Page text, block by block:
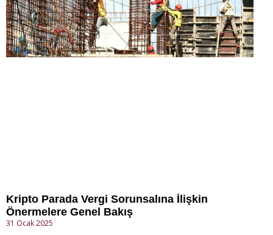
Kripto Parada Vergi Sorunsalına İlişkin
Önermelere Genel Bakış
31 Ocak 2025